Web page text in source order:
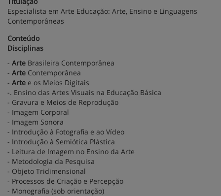
Especialista em Arte Educação: Arte, Ensino e Linguagens
Contemporâneas
Conteúdo
Disciplinas
- Arte Brasileira Contemporânea
- Arte Contemporânea
- Arte e os Meios Digitais
-. Ensino das Artes Visuais na Educação Básica
- Gravura e Meios de Reprodução
- Imagem Corporal
- Imagem Sonora
- Introdução à Fotografia e ao Vídeo
- Introdução à Semiótica Plástica
- Leitura de Imagem no Ensino da Arte
- Metodologia da Pesquisa
- Objeto Tridimensional
- Processos de Criação e Percepção
- Monografia (sob orientação)